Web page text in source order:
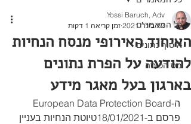
כל המאמרים
איסוף נתונים
מס הכנסה
האיחוד האירופי מנסח הנחיות
להודעה על הפרת נתונים
בארגון בעל מאגר מידע
Yossi Baruch, Adv.
22 בינו׳ 2021
זמן קריאה 1 דקות
פרסם ב-18/01/2021טיוטת הנחיות בעניין